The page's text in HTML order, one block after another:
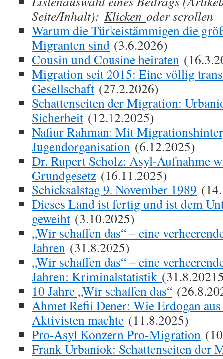
Seite/Inhalt): Klicken oder scrollen
Warum die Türkeistämmigen die
Migranten sind (3.6.2026)
Cousin und Cousine heiraten
Migration seit 2015: Eine völlig
Gesellschaft (27.2.2026)
Schattenseiten der Migration:
Sicherheit (12.12.2025)
Nafiur Rahman: Mit
Jugendorganisation (6.12.2025)
Dr. Rupert Scholz: Asyl-Aufnahme
Grundgesetz (16.11.2025)
Schicksalstag 9. November 1989
Dieses Land ist fertig und ist dem
geweiht (3.10.2025)
„Wir schaffen das“ – eine
Jahren (31.8.2025)
„Wir schaffen das“ – eine
Jahren: Kriminalstatistik
10 Jahre „Wir schaffen das“
Ahmet Refii Dener: Wie Erdogan
Aktivisten machte (11.8.2025)
Pro-Asyl Konzern Pro-Migration
Frank Urbaniok: Schattenseiten der